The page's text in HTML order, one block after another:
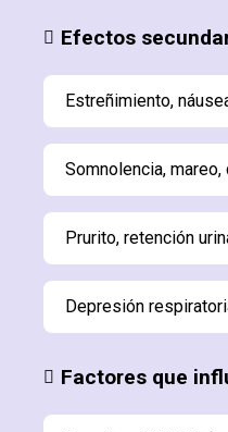
Efectos
Estreñimiento,
Somnolencia,
Prurito, retención
Depresión
Factores que